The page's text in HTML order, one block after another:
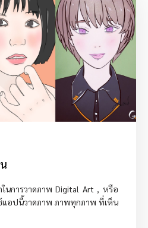
นการวาดภาพ Digital Art , หรือ
แอปนี้วาดภาพ ภาพทุกภาพ ที่เห็น